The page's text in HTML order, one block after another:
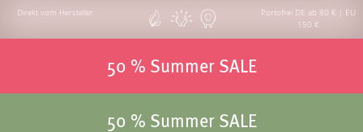
Direkt vom Hersteller
Portofrei DE ab 80 € | EU
150 €
50 % Summer SALE
50 % Summer SALE